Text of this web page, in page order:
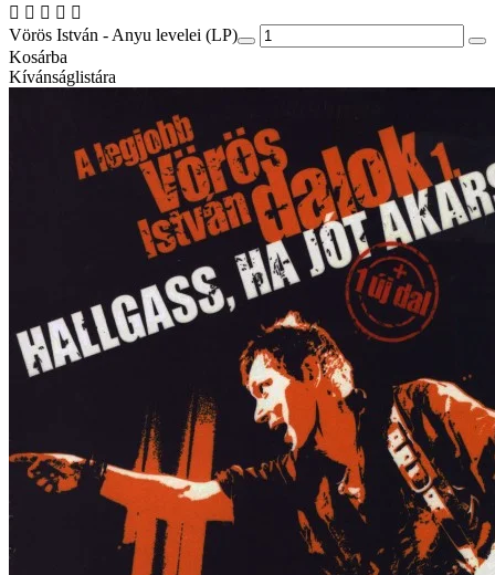
Vörös István - Anyu levelei (LP)
Kosárba
Kívánságlistára